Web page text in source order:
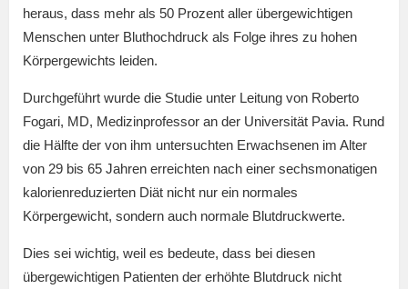
heraus, dass mehr als 50 Prozent aller übergewichtigen
Menschen unter Bluthochdruck als Folge ihres zu hohen
Körpergewichts leiden.
Durchgeführt wurde die Studie unter Leitung von Roberto
Fogari, MD, Medizinprofessor an der Universität Pavia. Rund
die Hälfte der von ihm untersuchten Erwachsenen im Alter
von 29 bis 65 Jahren erreichten nach einer sechsmonatigen
kalorienreduzierten Diät nicht nur ein normales
Körpergewicht, sondern auch normale Blutdruckwerte.
Dies sei wichtig, weil es bedeute, dass bei diesen
übergewichtigen Patienten der erhöhte Blutdruck nicht